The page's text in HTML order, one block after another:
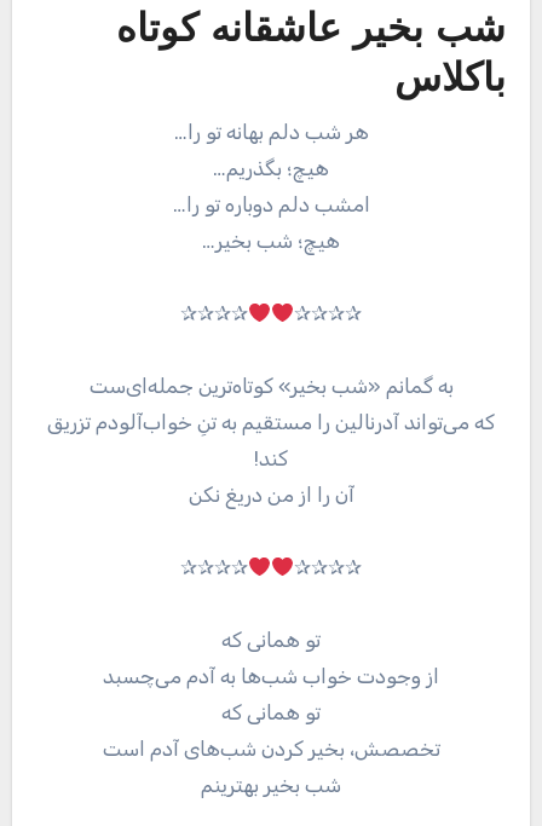
شب بخیر عاشقانه کوتاه
باکلاس
هر شب دلم بهانه تو را…
هیچ؛ بگذریم…
امشب دلم دوباره تو را…
هیچ؛ شب بخیر…
✰✰✰✰
✰✰✰✰
به گمانم «شب بخیر» کوتاه‌ترین جمله‌ای‌ست
که می‌تواند آدرنالین را مستقیم به تنِ خواب‌آلودم تزریق
کند!
آن را از من دریغ نکن
✰✰✰✰
✰✰✰✰
تو همانی که
از وجودت خواب شب‌ها به آدم می‌چسبد
تو همانی که
تخصصش، بخیر کردن شب‌های آدم است
شب بخیر بهترینم